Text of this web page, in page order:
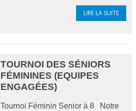
LIRE LA SUITE
TOURNOI DES SÉNIORS
FÉMININES (EQUIPES
ENGAGÉES)
Tournoi Féminin Senior à 8 Notre